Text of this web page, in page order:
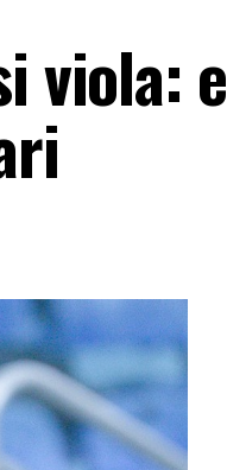
viola: e